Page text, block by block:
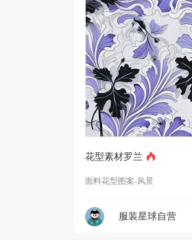
花型素材罗兰
面料花型图案-风景
服装星球自营